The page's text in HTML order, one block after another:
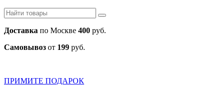
Доставка по Москве 400 руб.
Самовывоз от 199 руб.
ПРИМИТЕ ПОДАРОК